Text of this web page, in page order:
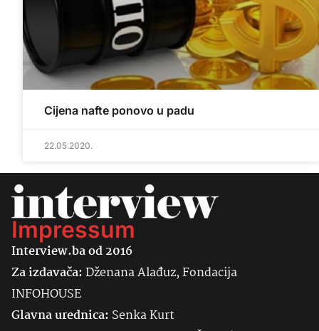
Cijena nafte ponovo u padu
22.05.2020.
Impressum
Interview.ba od 2016
Za izdavača:Dženana Alađuz, Fondacija
INFOHOUSE
Glavna urednica: SenkaKurt